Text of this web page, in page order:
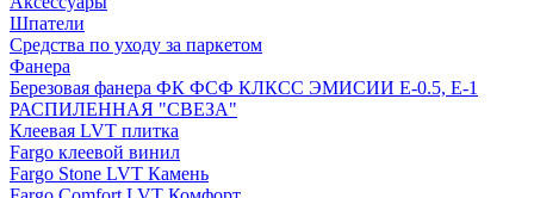
Шпатели
Средства по уходу за паркетом
Фанера
Березовая фанера ФК ФСФ КЛКСС ЭМИСИИ Е-0.5, Е-1
РАСПИЛЕННАЯ "СВЕЗА"
Клеевая LVT плитка
Fargo клеевой винил
Fargo Stone LVT Камень